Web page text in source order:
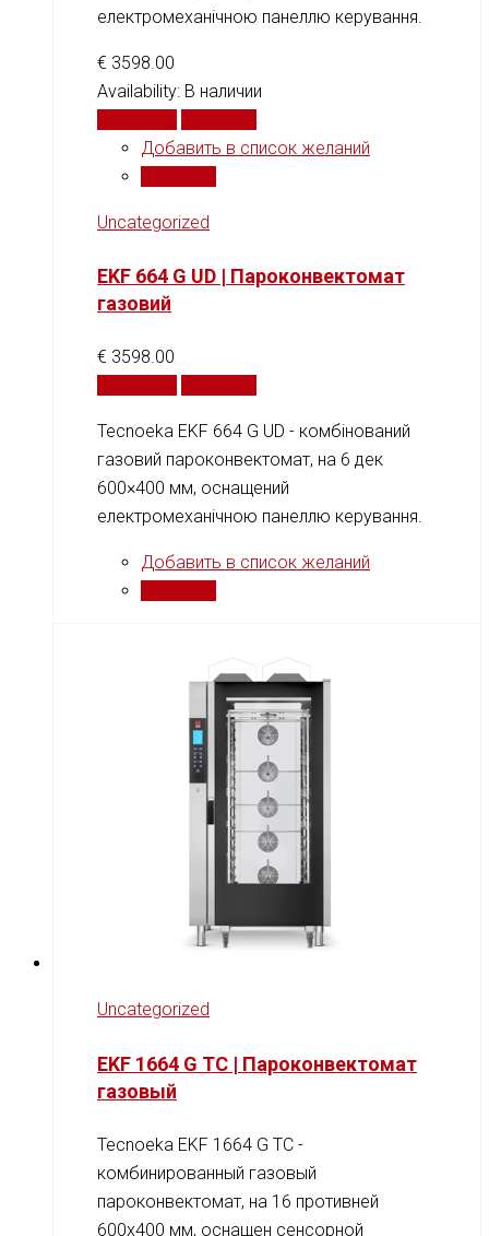
електромеханічною панеллю керування.
€ 3598.00
Availability: В наличии
Добавить в список желаний
Uncategorized
EKF 664 G UD | Пароконвектомат
газовий
€ 3598.00
Tecnoeka EKF 664 G UD - комбінований
газовий пароконвектомат, на 6 дек
600×400 мм, оснащений
електромеханічною панеллю керування.
Добавить в список желаний
Uncategorized
EKF 1664 G TC | Пароконвектомат
газовый
Tecnoeka EKF 1664 G TC -
комбинированный газовый
пароконвектомат, на 16 противней
600x400 мм, оснащен сенсорной